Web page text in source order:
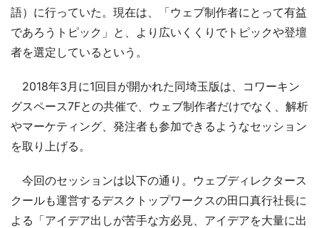
語）に行っていた。現在は、「ウェブ制作者にとって有益
であろうトピック」と、より広いくくりでトピックや登壇
者を選定しているという。
2018年3月に1回目が開かれた同埼玉版は、コワーキン
グスペース7Fとの共催で、ウェブ制作者だけでなく、解析
やマーケティング、発注者も参加できるようなセッション
を取り上げる。
今回のセッションは以下の通り。ウェブディレクタース
クールも運営するデスクトップワークスの田口真行社長に
よる「アイデア出しが苦手な方必見、アイデアを大量に出